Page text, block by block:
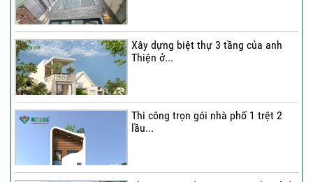
Xây dựng biệt thự 3 tầng của anh
Thiện ở...
Thi công trọn gói nhà phố 1 trệt 2
lầu...